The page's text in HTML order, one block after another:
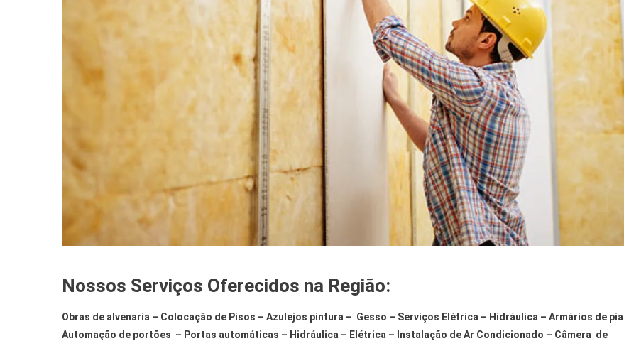
Nossos Serviços Oferecidos na Região:
Obras de alvenaria – Colocação de Pisos – Azulejos pintura – Gesso – Serviços Elétrica – Hidráulica – Armários de pia
Automação de portões – Portas automáticas – Hidráulica – Elétrica – Instalação de Ar Condicionado – Câmera de